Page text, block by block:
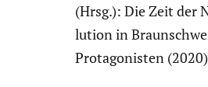
(Hrsg.): Die Zeit der
lu­tion in
Protago­nisten